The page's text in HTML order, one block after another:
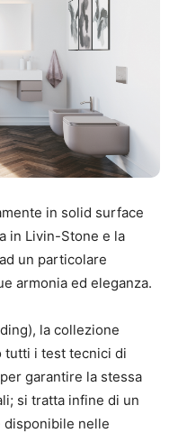
in solid surface
in Livin-Stone e la
un particolare
armonia ed eleganza.
la collezione
tutti i test tecnici di
garantire la stessa
si tratta infine di un
disponibile nelle